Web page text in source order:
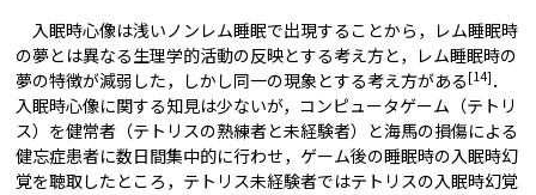
入眠時心像は浅いノンレム睡眠で出現することから，レム睡眠時
の夢とは異なる生理学的活動の反映とする考え方と，レム睡眠時の
夢の特徴が減弱した，しかし同一の現象とする考え方がある [14] ．
入眠時心像に関する知見は少ないが，コンピュータゲーム（テトリ
ス）を健常者（テトリスの熟練者と未経験者）と海馬の損傷による
健忘症患者に数日間集中的に行わせ，ゲーム後の睡眠時の入眠時幻
覚を聴取したところ，テトリス未経験者ではテトリスの入眠時幻覚